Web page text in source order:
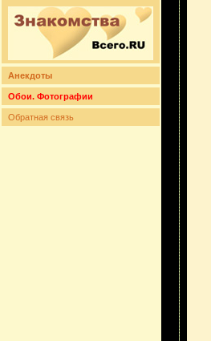
Анекдоты
Обои. Фотографии
Обратная связь